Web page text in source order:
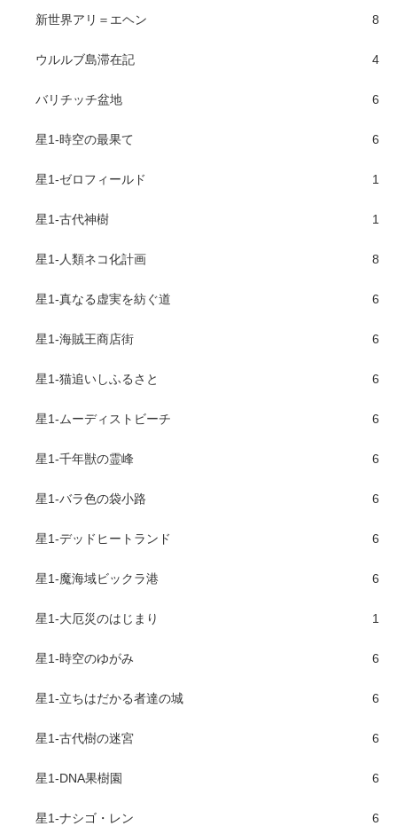
新世界アリ＝エヘン 8
ウルルブ島滞在記 4
バリチッチ盆地 6
星1-時空の最果て 6
星1-ゼロフィールド 1
星1-古代神樹 1
星1-人類ネコ化計画 8
星1-真なる虚実を紡ぐ道 6
星1-海賊王商店街 6
星1-猫追いしふるさと 6
星1-ムーディストビーチ 6
星1-千年獣の霊峰 6
星1-バラ色の袋小路 6
星1-デッドヒートランド 6
星1-魔海域ビックラ港 6
星1-大厄災のはじまり 1
星1-時空のゆがみ 6
星1-立ちはだかる者達の城 6
星1-古代樹の迷宮 6
星1-DNA果樹園 6
星1-ナシゴ・レン 6